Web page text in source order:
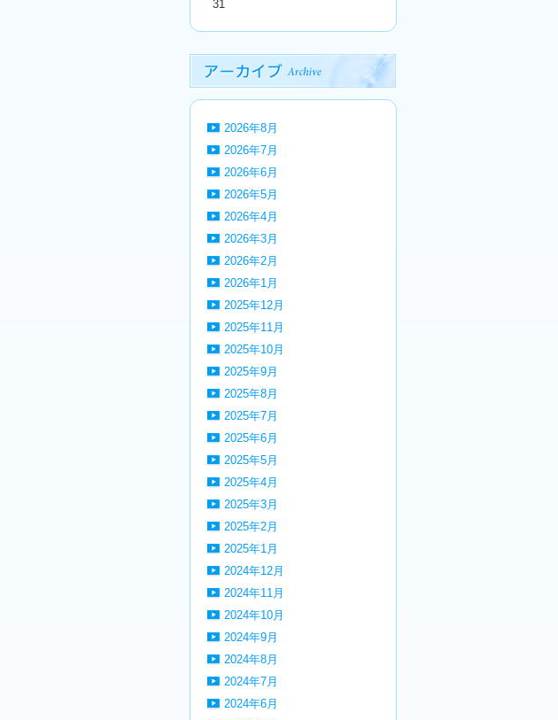
31
2026年8月
2026年7月
2026年6月
2026年5月
2026年4月
2026年3月
2026年2月
2026年1月
2025年12月
2025年11月
2025年10月
2025年9月
2025年8月
2025年7月
2025年6月
2025年5月
2025年4月
2025年3月
2025年2月
2025年1月
2024年12月
2024年11月
2024年10月
2024年9月
2024年8月
2024年7月
2024年6月